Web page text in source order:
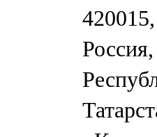
420015,
Россия,